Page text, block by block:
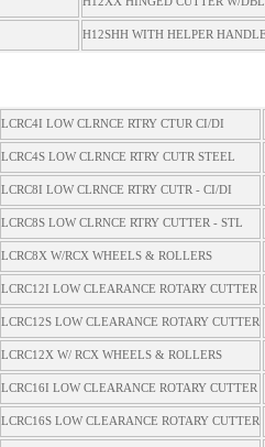
H12SHH WITH HELPER
LCRC4I LOW CLRNCE RTRY CTUR CI/DI
LCRC4S LOW CLRNCE RTRY CUTR STEEL
LCRC8I LOW CLRNCE RTRY CUTR - CI/DI
LCRC8S LOW CLRNCE RTRY CUTTER - STL
LCRC8X W/RCX WHEELS & ROLLERS
LCRC12I LOW CLEARANCE ROTARY CUTTER
LCRC12S LOW CLEARANCE ROTARY CUTTER
LCRC12X W/ RCX WHEELS & ROLLERS
LCRC16I LOW CLEARANCE ROTARY CUTTER
LCRC16S LOW CLEARANCE ROTARY CUTTER